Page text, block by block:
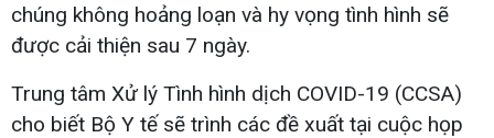
chúng không hoảng loạn và hy vọng tình hình sẽ
được cải thiện sau 7 ngày.
Trung tâm Xử lý Tình hình dịch COVID-19 (CCSA)
cho biết Bộ Y tế sẽ trình các đề xuất tại cuộc họp